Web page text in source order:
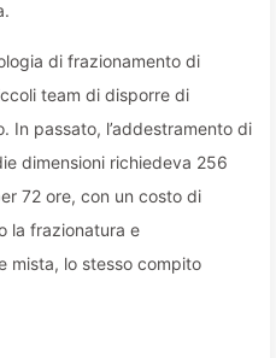
di frazionamento di
team di disporre di
In passato, l’addestramento di
dimensioni richiedeva 256
72 ore, con un costo di
la frazionatura e
mista, lo stesso compito